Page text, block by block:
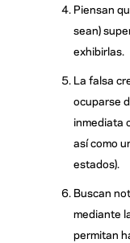
Piensan
sean)
exhibirlas.
La falsa
ocuparse
inmediata
así como
estados).
Buscan
mediante
permitan